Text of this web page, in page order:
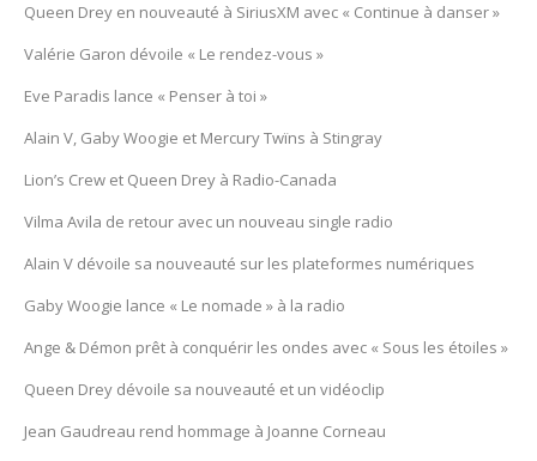
Queen Drey en nouveauté à SiriusXM avec « Continue à danser »
Valérie Garon dévoile « Le rendez-vous »
Eve Paradis lance « Penser à toi »
Alain V, Gaby Woogie et Mercury Twïns à Stingray
Lion’s Crew et Queen Drey à Radio-Canada
Vilma Avila de retour avec un nouveau single radio
Alain V dévoile sa nouveauté sur les plateformes numériques
Gaby Woogie lance « Le nomade » à la radio
Ange & Démon prêt à conquérir les ondes avec « Sous les étoiles »
Queen Drey dévoile sa nouveauté et un vidéoclip
Jean Gaudreau rend hommage à Joanne Corneau